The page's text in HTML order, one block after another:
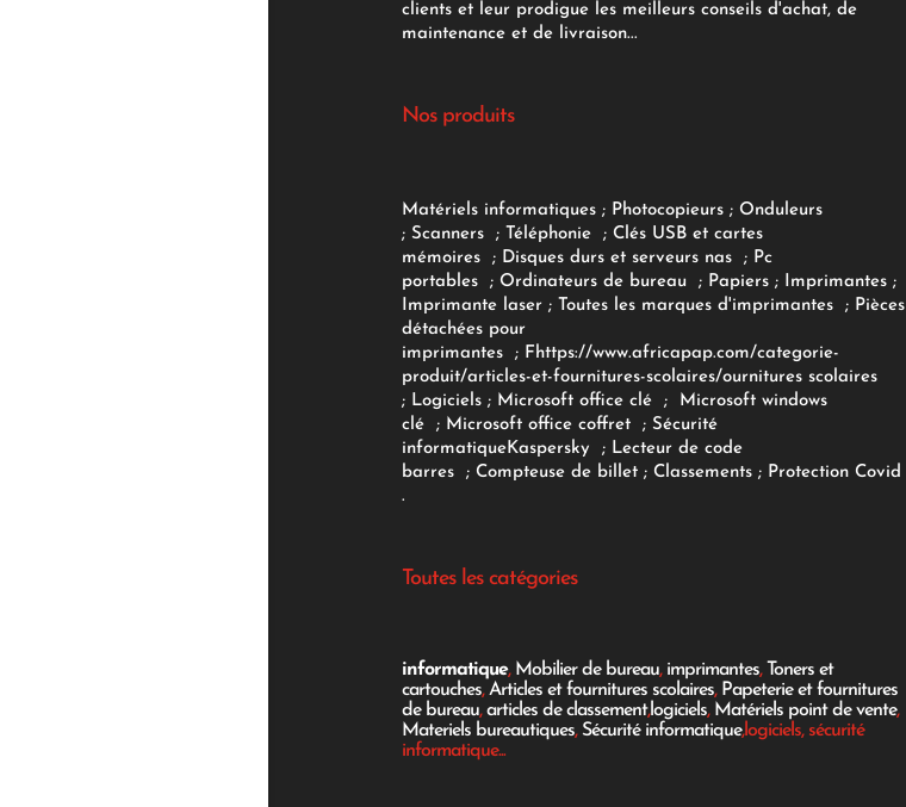
clients et leur prodigue les meilleurs conseils d'achat, de
maintenance et de livraison...
Nos produits
Matériels informatiques; Photocopieurs; Onduleurs
; Scanners ; Téléphonie ; Clés USB et cartes
mémoires
; Disques durs et serveurs nas ; Pc
portables
; Ordinateurs de bureau ; Papiers; Imprimantes;
Imprimante laser; Toutes les marques d'imprimantes ; Pièces
détachées pour
imprimantes
; F https://www.africapap.com/categorie-
produit/articles-et-fournitures-scolaires/ournitures scolaires
; Logiciels ; Microsoft office clé ;
Microsoft windows
clé; Microsoft office coffret ; Sécurité
informatiqueKaspersky ; Lecteur de code
barres
; Compteuse de billet; Classements ; Protection Covid
.
Toutes les catégories
informatique, Mobilier de bureau, imprimantes, Toners et
cartouches,Articles et fournitures scolaires, Papeterie et fournitures
de bureau,articles de classement,logiciels, Matériels point de vente,
Materiels bureautiques, Sécurité informatique,logiciels, sécurité
informatique...